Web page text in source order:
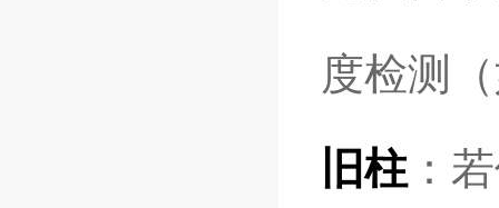
度检测
旧柱 ：